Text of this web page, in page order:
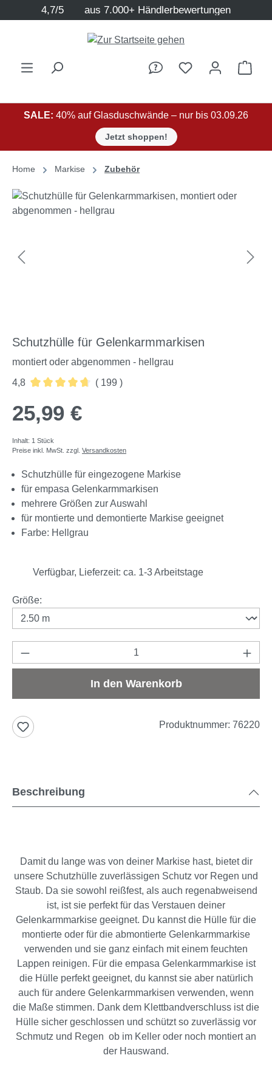
Zum Hauptinhalt springen
4,7/5 aus 7.000+ Händlerbewertungen
SALE: 40% auf Glasduschwände – nur bis 03.09.26
Jetzt shoppen!
Home Markise Zubehör
Bildergalerie überspringen
Schutzhülle für Gelenkarmmarkisen
montiert oder abgenommen - hellgrau
4,8
( 199 )
25,99 €
Inhalt: 1 Stück
Preise inkl. MwSt. zzgl. Versandkosten
Schutzhülle für eingezogene Markise
für empasa Gelenkarmmarkisen
mehrere Größen zur Auswahl
für montierte und demontierte Markise geeignet
Farbe: Hellgrau
Verfügbar, Lieferzeit: ca. 1-3 Arbeitstage
Größeauswählen
:
Produkt Anzahl: Gib den gewünschten
In den Warenkorb
Produktnummer: 76220
Beschreibung
Damit du lange was von deiner Markise hast, bietet dir
unsere Schutzhülle zuverlässigen Schutz vor Regen und
Staub. Da sie sowohl reißfest, als auch regenabweisend
ist, ist sie perfekt für das Verstauen deiner
Gelenkarmmarkise geeignet. Du kannst die Hülle für die
montierte oder für die abmontierte Gelenkarmmarkise
verwenden und sie ganz einfach mit einem feuchten
Lappen reinigen. Für die empasa Gelenkarmmarkise ist
die Hülle perfekt geeignet, du kannst sie aber natürlich
auch für andere Gelenkarmmarkisen verwenden, wenn
die Maße stimmen. Dank dem Klettbandverschluss ist die
Hülle sicher geschlossen und schützt so zuverlässig vor
Schmutz und Regen  ob im Keller oder noch montiert an
der Hauswand.